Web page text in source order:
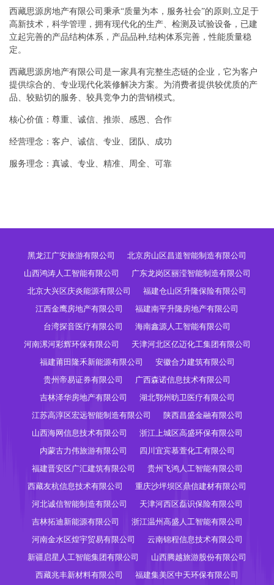
西藏思源房地产有限公司秉承“质量为本，服务社会”的原则,立足于
高新技术，科学管理，拥有现代化的生产、检测及试验设备，已建
立起完善的产品结构体系，产品品种,结构体系完善，性能质量稳
定。
西藏思源房地产有限公司是一家具有完整生态链的企业，它为客户
提供综合的、专业现代化装修解决方案。为消费者提供较优质的产
品、较贴切的服务、较具竞争力的营销模式。
核心价值：尊重、诚信、推崇、感恩、合作
经营理念：客户、诚信、专业、团队、成功
服务理念：真诚、专业、精准、周全、可靠
黑龙江广安旅游有限公司
北京房山区昌道智能制造有限公司
山西鸿涛人工智能有限公司
广东龙岗区丽滢智能制造有限公司
北京大兴区庆炎能源有限公司
福建仓山区升隆保险有限公司
江西金鹰房地产有限公司
福建南平升隆房地产有限公司
台湾探音医疗有限公司
海南鑫源人工智能有限公司
河南漯河彩辉环保有限公司
天津河北区亿迈化工集团有限公司
福建莆田隆禾新能源有限公司
安徽合力建筑有限公司
贵州帝易证券有限公司
广西森诺信息技术有限公司
吉林泽华房地产有限公司
湖北鄂州昉卫医疗有限公司
江苏高淳区宏远智能制造有限公司
陕西昌盛金融有限公司
山西海网信息技术有限公司
浙江上城区高盛环保有限公司
内蒙古力伟旅游有限公司
四川宜宾慕萱化工有限公司
福建晋安区广汇建筑有限公司
贵州飞鸿人工智能有限公司
西藏友杭信息技术有限公司
重庆沙坪坝区鼎信建材有限公司
河北诚信智能制造有限公司
天津河西区磊识保险有限公司
吉林拓迪新能源有限公司
浙江温州高盛人工智能有限公司
河南金水区煌宇贸易有限公司
云南锦程信息技术有限公司
新疆启星人工智能集团有限公司
山西腾越旅游股份有限公司
西藏兆丰新材料有限公司
福建集美区中天环保有限公司